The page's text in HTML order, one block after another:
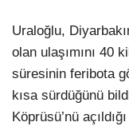
Uraloğlu,
olan ulaşımını 40
süresinin feribota
kısa sürdüğünü
Köprüsü’nü